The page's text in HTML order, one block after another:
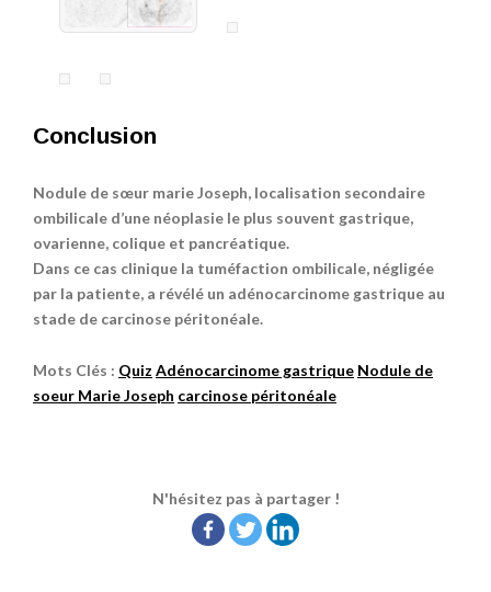
Conclusion
Nodule de sœur marie Joseph, localisation secondaire
ombilicale d’une néoplasie le plus souvent gastrique,
ovarienne, colique et pancréatique.
Dans ce cas clinique la tuméfaction ombilicale, négligée
par la patiente, a révélé un adénocarcinome gastrique au
stade de carcinose péritonéale.
Mots Clés : Quiz Adénocarcinome gastrique Nodule de
soeur Marie Joseph carcinose péritonéale
N'hésitez pas à partager !